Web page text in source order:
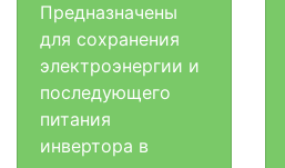
Предназначены
для сохранения
электроэнергии и
последующего
питания
инвертора в